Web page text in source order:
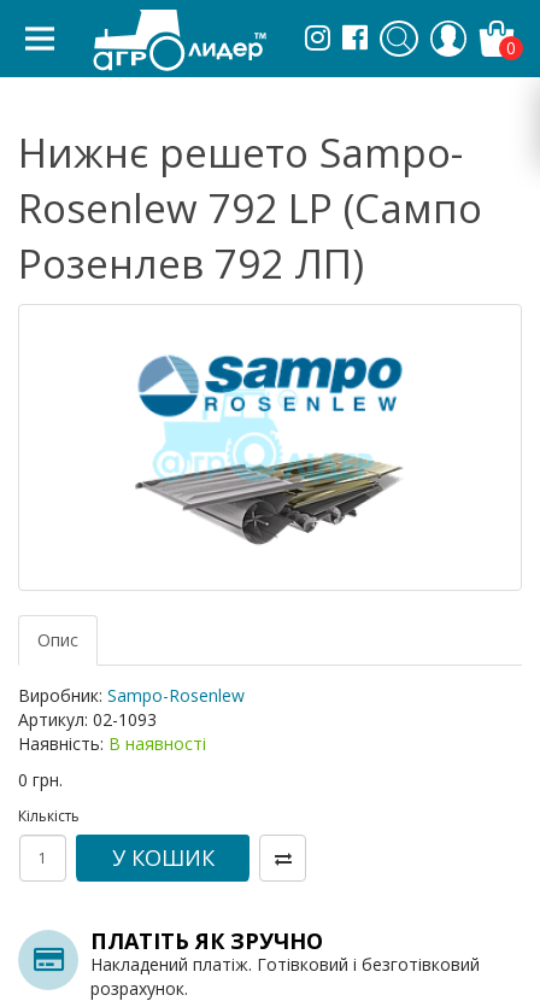
0
Нижнє решето Sampo-
Rosenlew 792 LP (Сампо
Розенлев 792 ЛП)
Опис
Виробник: Sampo-Rosenlew
Артикул: 02-1093
Наявність: В наявності
0 грн.
Кількість
У КОШИК
ПЛАТІТЬ ЯК ЗРУЧНО
Накладений платіж. Готівковий і безготівковий
розрахунок.